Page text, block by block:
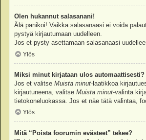
Olen hukannut salasanani!
Älä panikoi! Vaikka salasanaasi ei voida
pystyä kirjautumaan uudelleen.
Jos et pysty asettamaan salasanaasi
Ylös
Miksi minut kirjataan ulos automaattisesti?
Jos et valitse Muista minut-laatikkoa
kirjautuneena, valitse Muista minut-valinta
tietokoneluokassa. Jos et näe tätä valintaa,
Ylös
Mitä “Poista foorumin evästeet” tekee?